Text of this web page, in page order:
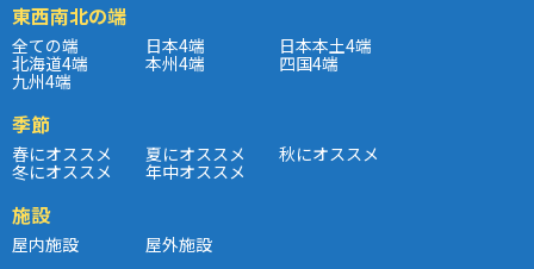
東西南北の端
全ての端 日本4端 日本本土4端
北海道4端 本州4端 四国4端
九州4端
季節
春にオススメ 夏にオススメ 秋にオススメ
冬にオススメ 年中オススメ
施設
屋内施設 屋外施設